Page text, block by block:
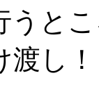
うと
し！